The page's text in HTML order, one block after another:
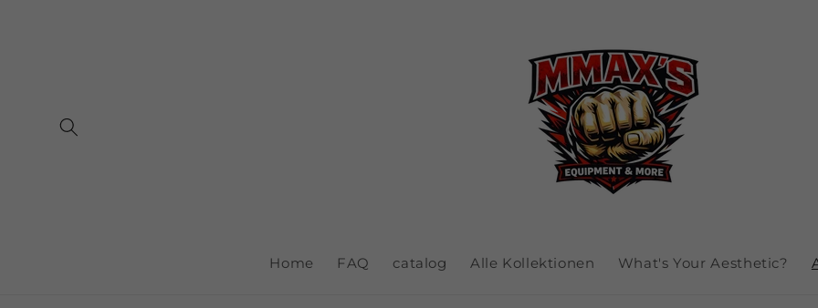
Home FAQ catalog Alle Kollektionen What's Your Aesthetic?